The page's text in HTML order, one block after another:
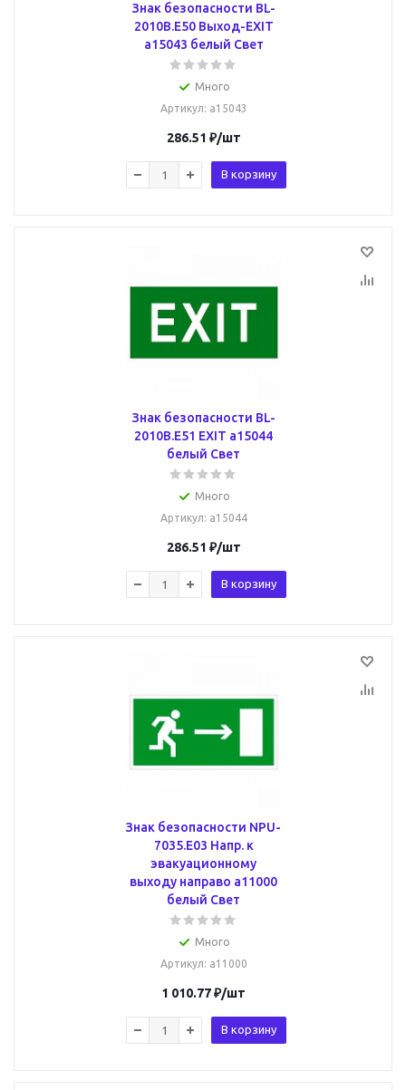
Знак безопасности BL-
2010B.E50 Выход-EXIT
a15043 белый Свет
Много
Артикул: a15043
286.51 ₽/шт
В корзину
Знак безопасности BL-
2010B.E51 EXIT a15044
белый Свет
Много
Артикул: a15044
286.51 ₽/шт
В корзину
Знак безопасности NPU-
7035.E03 Напр. к
эвакуационному
выходу направо a11000
белый Свет
Много
Артикул: a11000
1 010.77₽/шт
В корзину